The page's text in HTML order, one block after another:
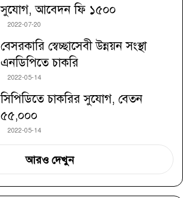
সুযোগ, আবেদন ফি ১৫০০
2022-07-20
বেসরকারি স্বেচ্ছাসেবী উন্নয়ন সংস্থা
এনডিপিতে চাকরি
2022-05-14
সিপিডিতে চাকরির সুযোগ, বেতন
৫৫,০০০
2022-05-14
আরও দেখুন